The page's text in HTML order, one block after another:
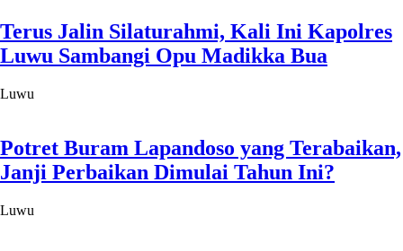
Terus Jalin Silaturahmi, Kali Ini Kapolres
Luwu Sambangi Opu Madikka Bua
Luwu
Potret Buram Lapandoso yang Terabaikan,
Janji Perbaikan Dimulai Tahun Ini?
Luwu